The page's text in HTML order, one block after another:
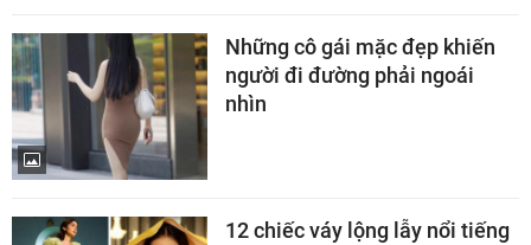
Những cô gái mặc đẹp khiến
người đi đường phải ngoái
nhìn
12 chiếc váy lộng lẫy nổi tiếng